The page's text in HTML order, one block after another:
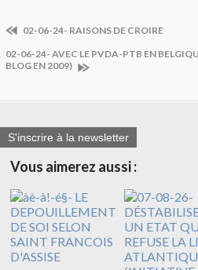
02-06-24- RAISONS DE CROIRE
02-06-24- AVEC LE PVDA-PTB EN
BLOG EN 2009)
S'inscrire à la newsletter
Vous aimerez aussi :